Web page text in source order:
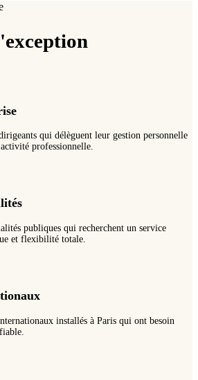
qui délèguent leur gestion personnelle
professionnelle.
publiques qui recherchent un service
et flexibilité totale.
installés à Paris qui ont besoin